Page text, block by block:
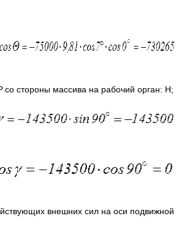
со стороны массива на рабочий орган: Н;
внешних сил на оси подвижной